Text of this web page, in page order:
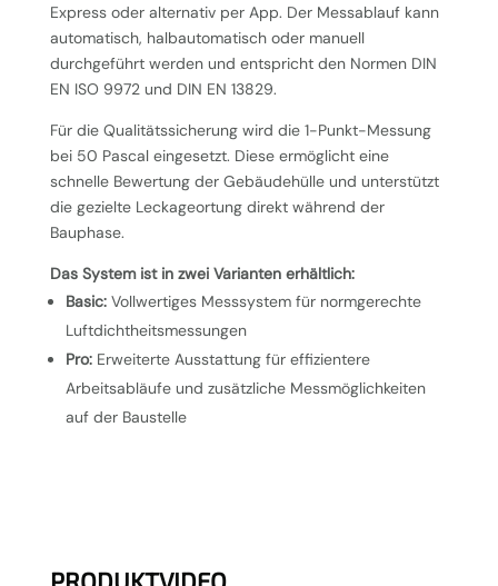
Express oder alternativ per App. Der Messablauf kann
automatisch, halbautomatisch oder manuell
durchgeführt werden und entspricht den Normen DIN
EN ISO 9972 und DIN EN 13829.
Für die Qualitätssicherung wird die 1-Punkt-Messung
bei 50 Pascal eingesetzt. Diese ermöglicht eine
schnelle Bewertung der Gebäudehülle und unterstützt
die gezielte Leckageortung direkt während der
Bauphase.
Das System ist in zwei Varianten erhältlich:
Basic:Vollwertiges Messsystem für normgerechte
Luftdichtheitsmessungen
Pro:Erweiterte Ausstattung für effizientere
Arbeitsabläufe und zusätzliche Messmöglichkeiten
auf der Baustelle